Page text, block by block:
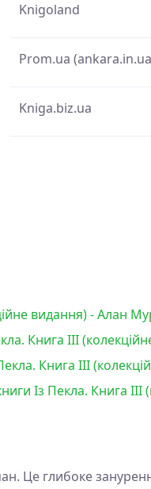
Knigoland
Prom.ua
Kniga.biz.ua
видання) - Алан
Книга ІІІ
Книга ІІІ
Із Пекла. Книга
Це глибоке